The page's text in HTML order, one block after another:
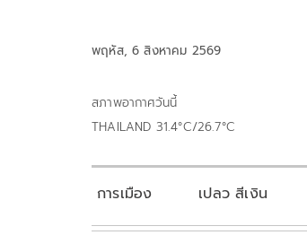
พฤหัส, 6 สิงหาคม 2569
สภาพอากาศวันนี้
THAILAND 31.4°C/26.7°C
การเมือง เปลว สีเงิน